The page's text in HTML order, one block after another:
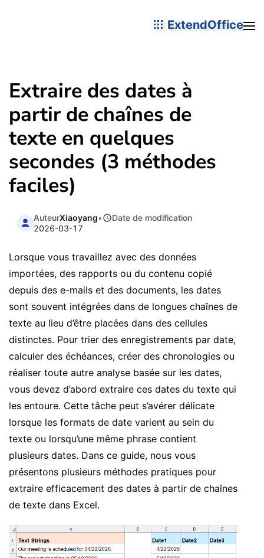
ExtendOffice
Extraire des dates à
partir de chaînes de
texte en quelques
secondes (3 méthodes
faciles)
AuteurXiaoyang•
Date de modification
2026-03-17
Lorsque vous travaillez avec des données
importées, des rapports ou du contenu copié
depuis des e-mails et des documents, les dates
sont souvent intégrées dans de longues chaînes de
texte au lieu d’être placées dans des cellules
distinctes. Pour trier des enregistrements par date,
calculer des échéances, créer des chronologies ou
réaliser toute autre analyse basée sur les dates,
vous devez d’abord extraire ces dates du texte qui
les entoure. Cette tâche peut s’avérer délicate
lorsque les formats de date varient au sein du
texte ou lorsqu’une même phrase contient
plusieurs dates. Dans ce guide, nous vous
présentons plusieurs méthodes pratiques pour
extraire efficacement des dates à partir de chaînes
de texte dans Excel.